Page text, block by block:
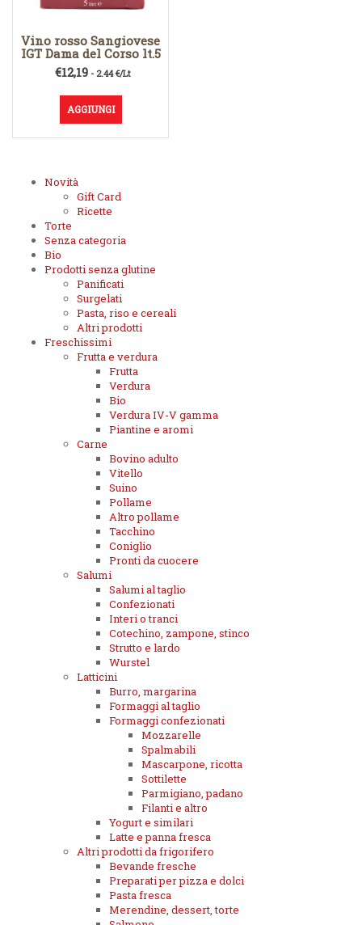
Vino rosso Sangiovese
IGT Dama del Corso lt.5
€12,19- 2.44 €/Lt
AGGIUNGI
Novità
Gift Card
Ricette
Torte
Senza categoria
Bio
Prodotti senza glutine
Panificati
Surgelati
Pasta, riso e cereali
Altri prodotti
Freschissimi
Frutta e verdura
Frutta
Verdura
Bio
Verdura IV-V gamma
Piantine e aromi
Carne
Bovino adulto
Vitello
Suino
Pollame
Altro pollame
Tacchino
Coniglio
Pronti da cuocere
Salumi
Salumi al taglio
Confezionati
Interi o tranci
Cotechino, zampone, stinco
Strutto e lardo
Wurstel
Latticini
Burro, margarina
Formaggi al taglio
Formaggi confezionati
Mozzarelle
Spalmabili
Mascarpone, ricotta
Sottilette
Parmigiano, padano
Filanti e altro
Yogurt e similari
Latte e panna fresca
Altri prodotti da frigorifero
Bevande fresche
Preparati per pizza e dolci
Pasta fresca
Merendine, dessert, torte